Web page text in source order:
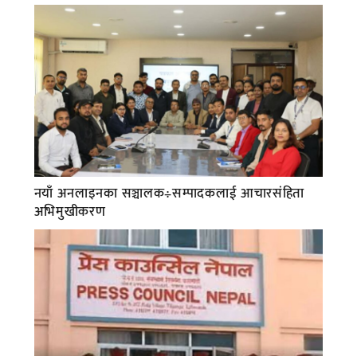
नयाँ अनलाइनका सञ्चालक÷सम्पादकलाई आचारसंहिता
अभिमुखीकरण